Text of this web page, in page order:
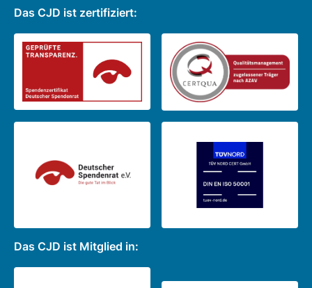
Das CJD ist zertifiziert:
Das CJD ist Mitglied in: